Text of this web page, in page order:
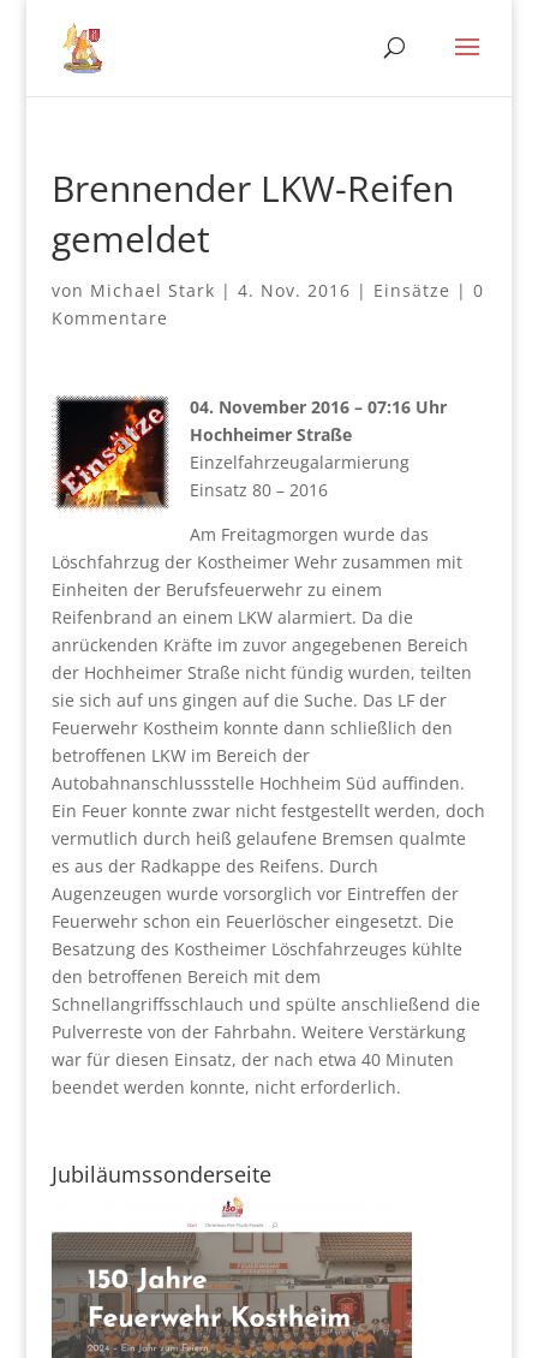
Brennender LKW-Reifen
gemeldet
von Michael Stark | 4. Nov. 2016 | Einsätze | 0
Kommentare
04. November 2016 – 07:16 Uhr
Hochheimer Straße
Einzelfahrzeugalarmierung
Einsatz 80 – 2016
Am Freitagmorgen wurde das
Löschfahrzug der Kostheimer Wehr zusammen mit
Einheiten der Berufsfeuerwehr zu einem
Reifenbrand an einem LKW alarmiert. Da die
anrückenden Kräfte im zuvor angegebenen Bereich
der Hochheimer Straße nicht fündig wurden, teilten
sie sich auf uns gingen auf die Suche. Das LF der
Feuerwehr Kostheim konnte dann schließlich den
betroffenen LKW im Bereich der
Autobahnanschlussstelle Hochheim Süd auffinden.
Ein Feuer konnte zwar nicht festgestellt werden, doch
vermutlich durch heiß gelaufene Bremsen qualmte
es aus der Radkappe des Reifens. Durch
Augenzeugen wurde vorsorglich vor Eintreffen der
Feuerwehr schon ein Feuerlöscher eingesetzt. Die
Besatzung des Kostheimer Löschfahrzeuges kühlte
den betroffenen Bereich mit dem
Schnellangriffsschlauch und spülte anschließend die
Pulverreste von der Fahrbahn. Weitere Verstärkung
war für diesen Einsatz, der nach etwa 40 Minuten
beendet werden konnte, nicht erforderlich.
Jubiläumssonderseite